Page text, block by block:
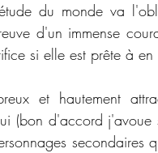
du monde va
d'un immense
si elle est prête à
et hautement
(bon d'accord j'avoue
secondaires